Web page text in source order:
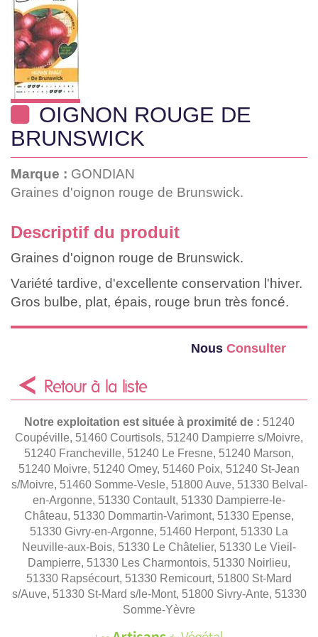
OIGNON ROUGE DE
BRUNSWICK
Marque : GONDIAN
Graines d'oignon rouge de Brunswick.
Descriptif du produit
Graines d'oignon rouge de Brunswick.
Variété tardive, d'excellente conservation l'hiver.
Gros bulbe, plat, épais, rouge brun très foncé.
Nous Consulter
Retour à la liste
Notre exploitation est située à proximité de : 51240
Coupéville, 51460 Courtisols, 51240 Dampierre s/Moivre,
51240 Francheville, 51240 Le Fresne, 51240 Marson,
51240 Moivre, 51240 Omey, 51460 Poix, 51240 St-Jean
s/Moivre, 51460 Somme-Vesle, 51800 Auve, 51330 Belval-
en-Argonne, 51330 Contault, 51330 Dampierre-le-
Château, 51330 Dommartin-Varimont, 51330 Epense,
51330 Givry-en-Argonne, 51460 Herpont, 51330 La
Neuville-aux-Bois, 51330 Le Châtelier, 51330 Le Vieil-
Dampierre, 51330 Les Charmontois, 51330 Noirlieu,
51330 Rapsécourt, 51330 Remicourt, 51800 St-Mard
s/Auve, 51330 St-Mard s/le-Mont, 51800 Sivry-Ante, 51330
Somme-Yèvre